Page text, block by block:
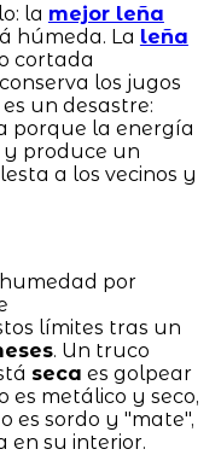
la mejor leña
húmeda. La leña
cortada
los jugos
un desastre:
porque la energía
y produce un
a los vecinos y
por
límites tras un
. Un truco
seca es golpear
es metálico y seco,
es sordo y "mate",
en su interior.